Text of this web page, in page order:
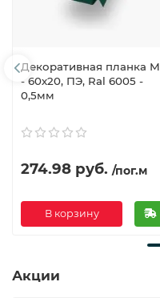
Декоративная планка М
- 60х20, ПЭ, Ral 6005 -
0,5мм
274.98 руб. /пог.м
В корзину
Акции